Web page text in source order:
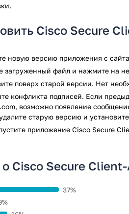
Secure Client-AnyConnect
Cisco Secure
новую версию приложения с
загруженный файл и нажмите на
поверх старой версии. Нет
конфликта подписей. Если
возможно появление
старую версию и
приложениe Cisco Secure
Cisco Secure
37%